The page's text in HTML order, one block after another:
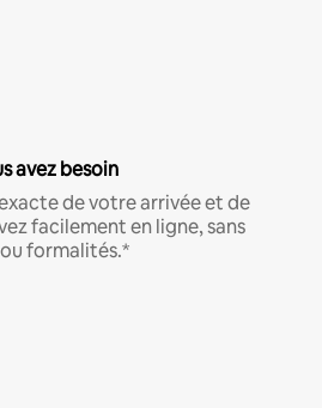
avez besoin
de votre arrivée et de
facilement en ligne, sans
formalités.*